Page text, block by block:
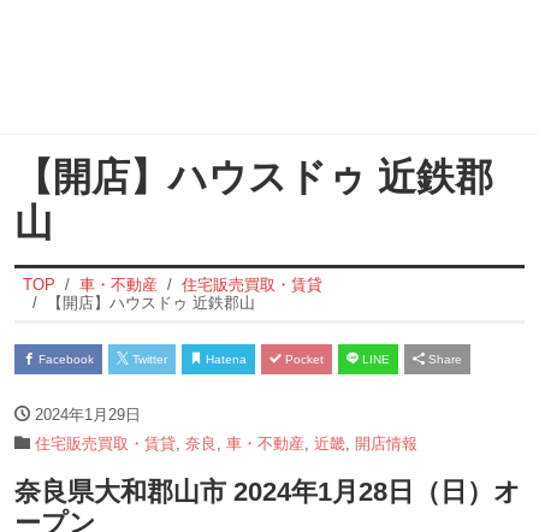
【開店】ハウスドゥ 近鉄郡
山
TOP 車・不動産
住宅販売買取・賃貸
【開店】ハウスドゥ 近鉄郡山
Facebook Twitter Hatena Pocket LINE Share
2024年1月29日
住宅販売買取・賃貸 奈良 車・不動産 近畿 開店情報
奈良県大和郡山市 2024年1月28日（日）オ
ープン